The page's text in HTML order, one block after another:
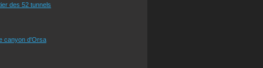
des 52 tunnels
canyon d'Orsa